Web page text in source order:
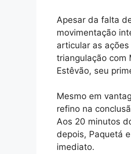
Apesar da falta
movimentação
articular as
triangulação com
Estêvão, seu
Mesmo em
refino na
Aos 20 minutos
depois, Paquetá
imediato.